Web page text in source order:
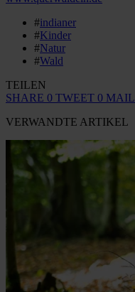
#indianer
#Kinder
#Natur
#Wald
TEILEN
SHARE 0 TWEET 0 MAIL
VERWANDTE ARTIKEL